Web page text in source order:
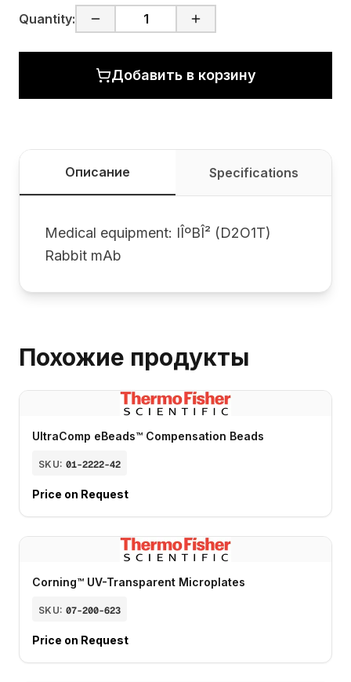
Quantity:
Добавить в корзину
Описание Specifications
Medical equipment: IÎºBÎ² (D2O1T)
Rabbit mAb
Похожие продукты
UltraComp eBeads™ Compensation Beads
SKU: 01-2222-42
Price on Request
Corning™ UV-Transparent Microplates
SKU: 07-200-623
Price on Request